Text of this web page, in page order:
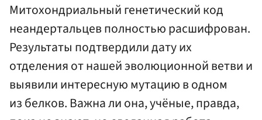
Митохондриальный генетический код
неандертальцев полностью расшифрован.
Результаты подтвердили дату их
отделения от нашей эволюционной ветви и
выявили интересную мутацию в одном
из белков. Важна ли она, учёные, правда,